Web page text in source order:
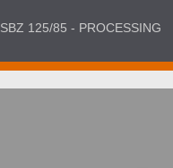
SBZ 125/85 - PROCESSING